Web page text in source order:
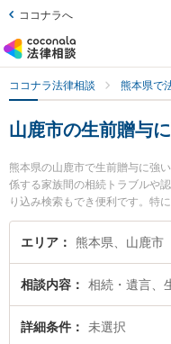
ココナラへ
ココナラ法律相談 熊本県で
山鹿市の生前贈与
熊本県の山鹿市で生前贈与に強
係する家族間の相続トラブルや
り込み検索もでき便利です。特
ール情報や弁護士費用、強みな
に発生した生前贈与のトラブル
談者さんにおすすめです。
エリア 熊本県、山鹿市
相談内容 相続・遺言、
詳細条件 未選択